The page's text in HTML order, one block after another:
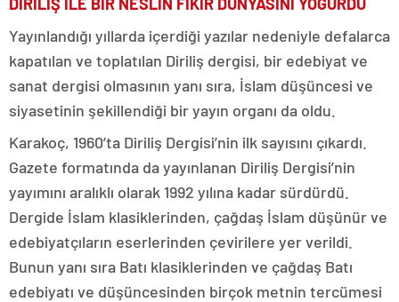
Yayınlandığı yıllarda içerdiği yazılar nedeniyle defalarca
kapatılan ve toplatılan Diriliş dergisi, bir edebiyat ve
sanat dergisi olmasının yanı sıra, İslam düşüncesi ve
siyasetinin şekillendiği bir yayın organı da oldu.
Karakoç, 1960’ta Diriliş Dergisi’nin ilk sayısını çıkardı.
Gazete formatında da yayınlanan Diriliş Dergisi’nin
yayımını aralıklı olarak 1992 yılına kadar sürdürdü.
Dergide İslam klasiklerinden, çağdaş İslam düşünür ve
edebiyatçıların eserlerinden çevirilere yer verildi.
Bunun yanı sıra Batı klasiklerinden ve çağdaş Batı
edebiyatı ve düşüncesinden birçok metnin tercümesi